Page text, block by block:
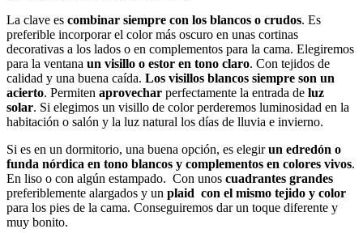
La clave es combinar siempre con los blancos o crudos. Es
preferible incorporar el color más oscuro en unas cortinas
decorativas a los lados o en complementos para la cama. Elegiremos
para la ventana un visillo o estor en tono claro. Con tejidos de
calidad y una buena caída. Los visillos blancos siempre son un
acierto. Permiten aprovechar perfectamente la entrada de luz
solar. Si elegimos un visillo de color perderemos luminosidad en la
habitación o salón y la luz natural los días de lluvia e invierno.
Si es en un dormitorio, una buena opción, es elegirun edredón o
funda nórdica en tono blancos y complementos en colores vivos.
En liso o con algún estampado. Con unos cuadrantes grandes
preferiblemente alargados y un plaid con el mismo tejido y color
para los pies de la cama. Conseguiremos dar un toque diferente y
muy bonito.